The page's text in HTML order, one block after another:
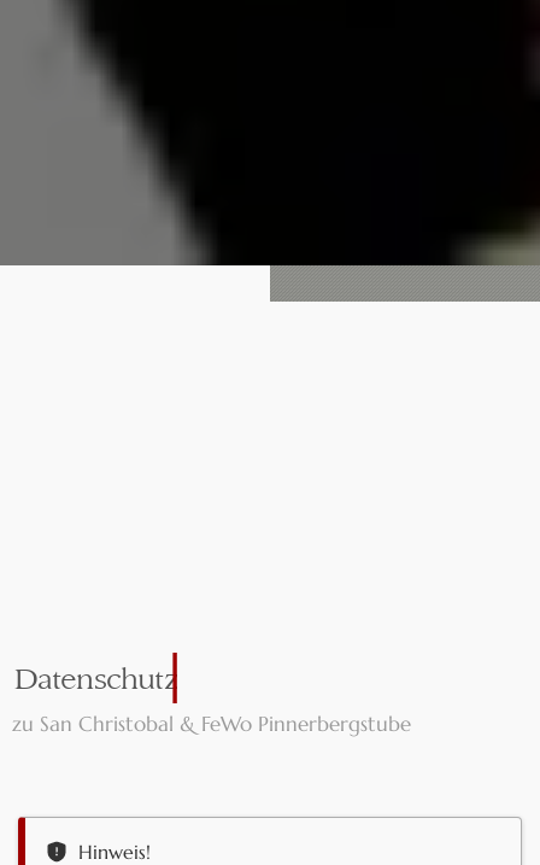
Datenschutz
zu San Christobal & FeWo Pinnerbergstube
Hinweis!